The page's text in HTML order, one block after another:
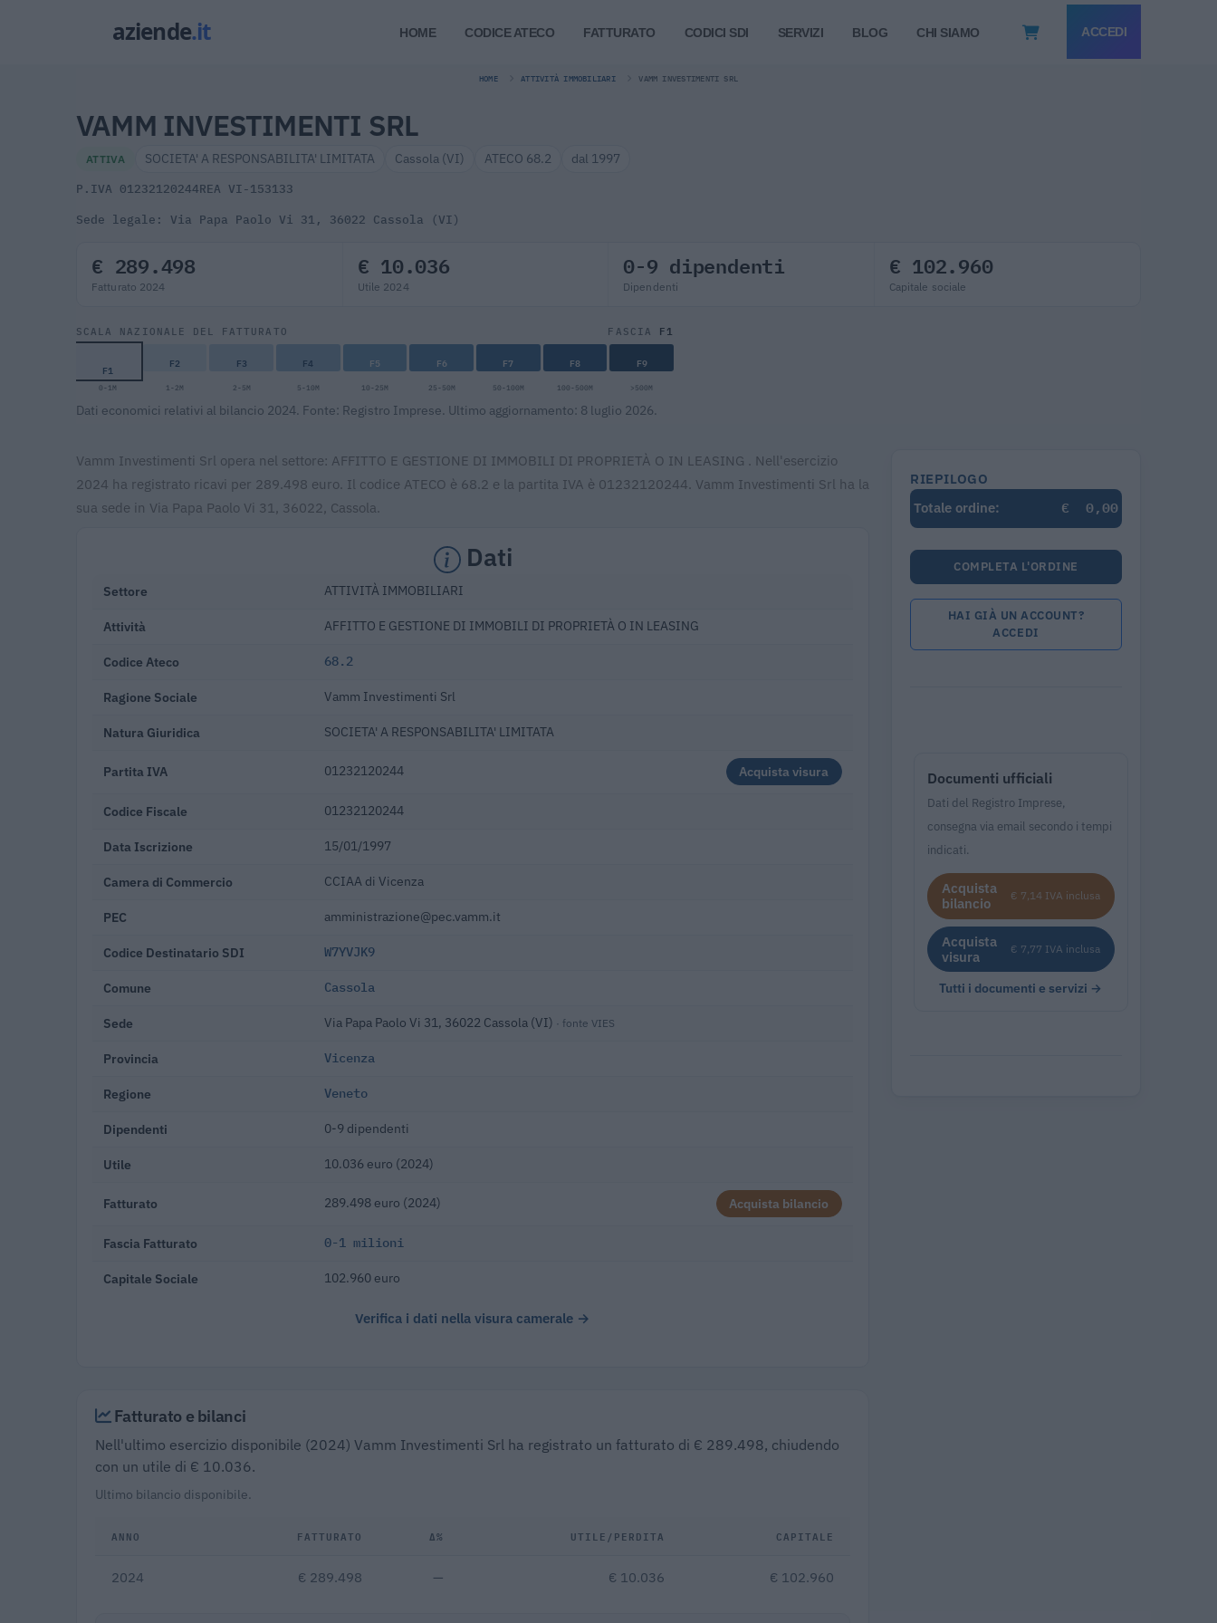
HOME CODICE ATECO FATTURATO CODICI SDI SERVIZI BLOG CHI SIAMO ACCEDI
HOME ATTIVITÀ IMMOBILIARI VAMM INVESTIMENTI SRL
VAMM INVESTIMENTI SRL
ATTIVA SOCIETA' A RESPONSABILITA' LIMITATA Cassola (VI) ATECO 68.2 dal 1997
P.IVA 01232120244REA VI-153133
Sede legale: Via Papa Paolo Vi 31, 36022 Cassola (VI)
€ 289.498
Fatturato 2024
€ 10.036
Utile 2024
0-9 dipendenti
Dipendenti
€ 102.960
Capitale sociale
SCALA NAZIONALE DEL FATTURATO FASCIA F1
F1 F2 F3 F4 F5 F6 F7 F8 F9
0-1M 1-2M 2-5M 5-10M 10-25M 25-50M 50-100M 100-500M >500M
Dati economici relativi al bilancio 2024. Fonte: Registro Imprese. Ultimo aggiornamento: 8 luglio 2026.
Vamm Investimenti Srl opera nel settore: AFFITTO E GESTIONE DI IMMOBILI DI PROPRIETÀ O IN LEASING . Nell'esercizio
2024 ha registrato ricavi per 289.498 euro. Il codice ATECO è 68.2 e la partita IVA è 01232120244. Vamm Investimenti Srl ha la
sua sede in Via Papa Paolo Vi 31, 36022, Cassola.
Dati
Settore ATTIVITÀ IMMOBILIARI
Attività AFFITTO E GESTIONE DI IMMOBILI DI PROPRIETÀ O IN LEASING
Codice Ateco 68.2
Ragione Sociale Vamm Investimenti Srl
Natura Giuridica SOCIETA' A RESPONSABILITA' LIMITATA
Partita IVA 01232120244 Acquista visura
Codice Fiscale 01232120244
Data Iscrizione 15/01/1997
Camera di Commercio CCIAA di Vicenza
PEC amministrazione@pec.vamm.it
Codice Destinatario SDI W7YVJK9
Comune Cassola
Sede Via Papa Paolo Vi 31, 36022 Cassola (VI) · fonte VIES
Provincia Vicenza
Regione Veneto
Dipendenti 0-9 dipendenti
Utile 10.036 euro (2024)
Fatturato 289.498 euro (2024) Acquista bilancio
Fascia Fatturato 0-1 milioni
Capitale Sociale 102.960 euro
Verifica i dati nella visura camerale →
Fatturato e bilanci
Nell'ultimo esercizio disponibile (2024) Vamm Investimenti Srl ha registrato un fatturato di € 289.498, chiudendo
con un utile di € 10.036.
Ultimo bilancio disponibile.
ANNO FATTURATO Δ% UTILE/PERDITA CAPITALE
2024 € 289.498 — € 10.036 € 102.960
RIEPILOGO
Totale ordine:
€ 0,00
COMPLETA L'ORDINE
HAI GIÀ UN ACCOUNT?
ACCEDI
Documenti ufficiali
Dati del Registro Imprese,
consegna via email secondo i tempi
indicati.
Acquista
bilancio
€ 7,14 IVA inclusa
Acquista
visura
€ 7,77 IVA inclusa
Tutti i documenti e servizi →